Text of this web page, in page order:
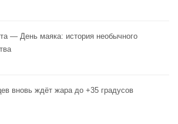
— День маяка: история необычного
вновь ждёт жара до +35 градусов